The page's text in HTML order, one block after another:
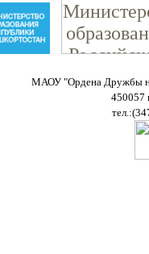
МАОУ "Ордена Дружбы
450057